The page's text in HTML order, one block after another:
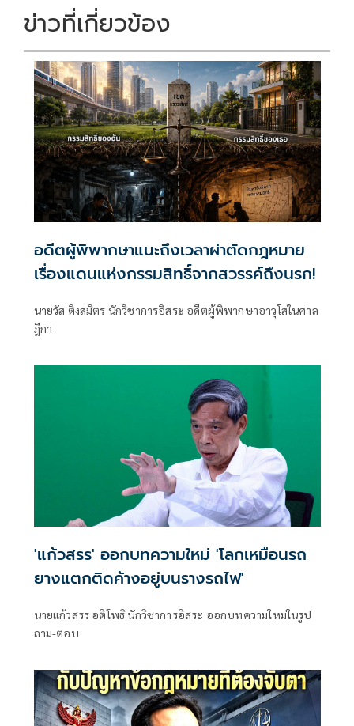
ข่าวที่เกี่ยวข้อง
อดีตผู้พิพากษาแนะถึงเวลาผ่าตัดกฎหมาย
เรื่องแดนแห่งกรรมสิทธิ์จากสวรรค์ถึงนรก!
นายวัส ติงสมิตร นักวิชาการอิสระ อดีตผู้พิพากษาอาวุโสในศาล
ฎีกา
'แก้วสรร' ออกบทความใหม่ 'โลกเหมือนรถ
ยางแตกติดค้างอยู่บนรางรถไฟ'
นายแก้วสรร อติโพธิ นักวิชาการอิสระ ออกบทความใหม่ในรูป
ถาม-ตอบ